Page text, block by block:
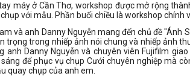
máy ở Cần Thơ, workshop được mở rộng
với mẫu. Phần buổi chiều là workshop chính
và anh Danny Nguyễn mang đến chủ đề "Ánh
trong nhiếp ảnh nói chung và nhiếp ảnh
anh Danny Nguyễn và chuyên viên Fujifilm
để phục vụ chụp Cưới chuyên nghiệp mà
quay chụp của anh em.